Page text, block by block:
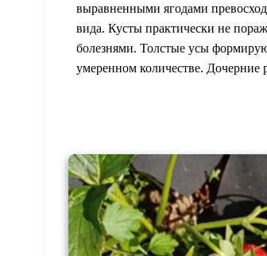
выравненными ягодами
вида. Кусты практически не
болезнями. Толстые усы
умеренном количестве. Дочерние